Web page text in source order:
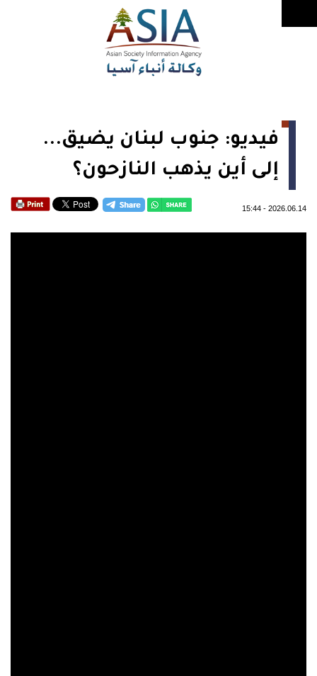
فيديو: جنوب لبنان يضيق...
إلى أين يذهب النازحون؟
2026.06.14
-
15:44